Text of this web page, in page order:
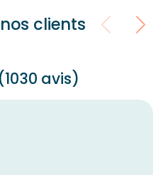
clients
avis)